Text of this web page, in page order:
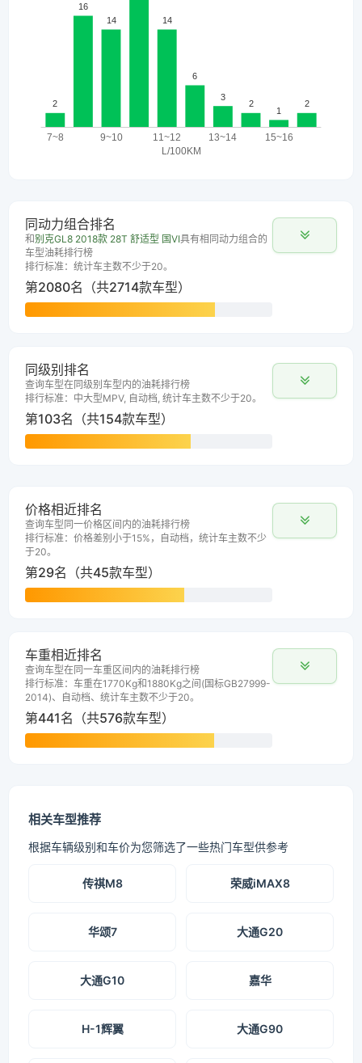
同动力组合排名
和别克GL8 2018款 28T 舒适型 国VI具有相同动力组合的
车型油耗排行榜
排行标准：统计车主数不少于20。
第2080名（共2714款车型）
同级别排名
查询车型在同级别车型内的油耗排行榜
排行标准：中大型MPV, 自动档, 统计车主数不少于20。
第103名（共154款车型）
价格相近排名
查询车型同一价格区间内的油耗排行榜
排行标准：价格差别小于15%，自动档，统计车主数不少
于20。
第29名（共45款车型）
车重相近排名
查询车型在同一车重区间内的油耗排行榜
排行标准：车重在1770Kg和1880Kg之间(国标GB27999-
2014)、自动档、统计车主数不少于20。
第441名（共576款车型）
相关车型推荐
根据车辆级别和车价为您筛选了一些热门车型供参考
传祺M8 荣威iMAX8
华颂7 大通G20
大通G10 嘉华
H-1辉翼 大通G90